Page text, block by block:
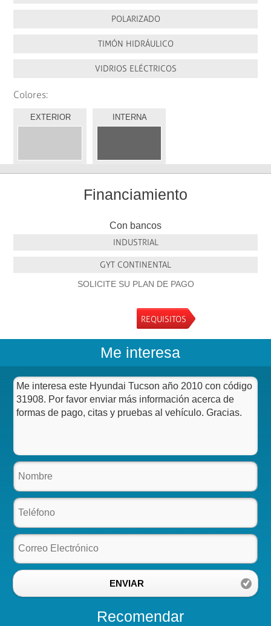
POLARIZADO
TIMÓN HIDRÁULICO
VIDRIOS ELÉCTRICOS
Colores:
EXTERIOR INTERNA
Financiamiento
Con bancos
INDUSTRIAL
GYT CONTINENTAL
SOLICITE SU PLAN DE PAGO
REQUISITOS
Me interesa
ENVIAR
Recomendar